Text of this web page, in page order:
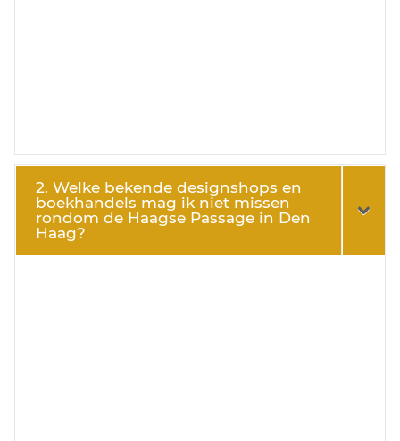
2. Welke bekende designshops en
boekhandels mag ik niet missen
rondom de Haagse Passage in Den
Haag?